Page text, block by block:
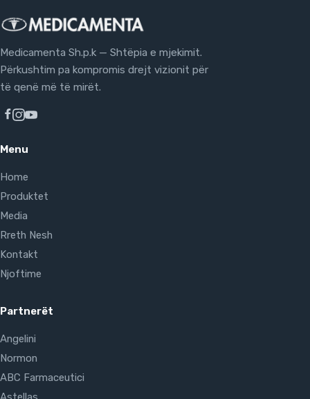
Medicamenta Sh.p.k — Shtëpia e mjekimit.
Përkushtim pa kompromis drejt vizionit për
të qenë më të mirët.
Menu
Home
Produktet
Media
Rreth Nesh
Kontakt
Njoftime
Partnerët
Angelini
Normon
ABC Farmaceutici